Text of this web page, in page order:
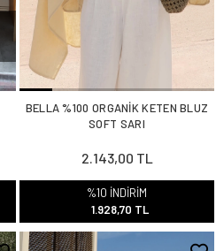
BELLA %100 ORGANİK KETEN BLUZ
SOFT SARI
2.143,00 TL
%10 İNDİRİM
1.928,70 TL